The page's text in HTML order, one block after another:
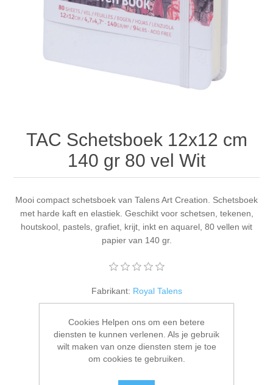
60 bij 40 cm
Alcohol ink
Inkt
Inkleuren
Gummiapan
Distress
Ranger
Staedtler
Inspiratie
Art Journal 2024
kaarten 2022
TAC Schetsboek 12x12 cm
140 gr 80 vel Wit
Mooi compact schetsboek van Talens Art Creation. Schetsboek
met harde kaft en elastiek. Geschikt voor schetsen, tekenen,
houtskool, pastels, grafiet, krijt, inkt en aquarel, 80 vellen wit
papier van 140 gr.
Fabrikant: Royal Talens
€ 3,25 incl. BTW
Cookies Helpen ons om een betere
diensten te kunnen verlenen. Als je gebruik
wilt maken van onze diensten stem je toe
om cookies te gebruiken.